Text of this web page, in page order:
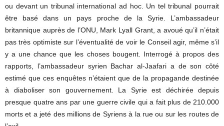
ou devant un tribunal international ad hoc. Un tel tribunal pourrait
être basé dans un pays proche de la Syrie. L’ambassadeur
britannique auprès de l’ONU, Mark Lyall Grant, a avoué qu’il n’était
pas très optimiste sur l’éventualité de voir le Conseil agir, même s’il
y a une chance que les choses bougent. Interrogé à propos des
rapports, l’ambassadeur syrien Bachar al-Jaafari a de son côté
estimé que ces enquêtes n’étaient que de la propagande destinée
à diaboliser son gouvernement. La Syrie est déchirée depuis
presque quatre ans par une guerre civile qui a fait plus de 210.000
morts et a jeté des millions de Syriens à la rue ou sur les routes de